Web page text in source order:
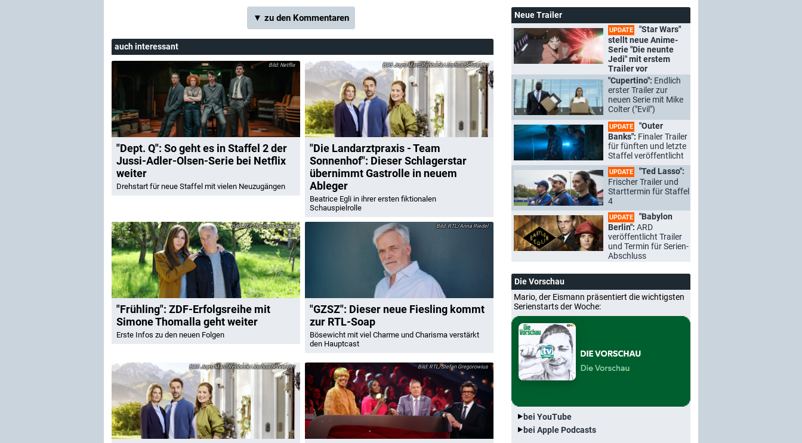
▼ zu den Kommentaren
auch interessant
Netflix
"Dept. Q": So geht es in Staffel 2 der
Jussi-Adler-Olsen-Serie bei Netflix
weiter
Drehstart für neue Staffel mit vielen Neuzugängen
Joyn/Marc Rehbeck/Joshua Schneider
"Die Landarztpraxis - Team
Sonnenhof": Dieser Schlagerstar
übernimmt Gastrolle in neuem
Ableger
Beatrice Egli in ihrer ersten fiktionalen
Schauspielrolle
ZDF/Barbara Bauriedl
"Frühling": ZDF-Erfolgsreihe mit
Simone Thomalla geht weiter
Erste Infos zu den neuen Folgen
RTL/Anna Riedel
"GZSZ": Dieser neue Fiesling kommt
zur RTL-Soap
Bösewicht mit viel Charme und Charisma verstärkt
den Hauptcast
Joyn/Marc Rehbeck/Joshua Schneider RTL/Stefan Gregorowius
Neue Trailer
UPDATE
"Star Wars"
stellt neue Anime-
Serie "Die neunte
Jedi" mit erstem
Trailer vor
"Cupertino": Endlich
erster Trailer zur
neuen Serie mit Mike
Colter ("Evil")
UPDATE
"Outer
Banks": Finaler Trailer
für fünften und letzte
Staffel veröffentlicht
UPDATE
"Ted Lasso":
Frischer Trailer und
Starttermin für Staffel
4
UPDATE
"Babylon
Berlin": ARD
veröffentlicht Trailer
und Termin für Serien-
Abschluss
Die Vorschau
Mario, der Eismann präsentiert die wichtigsten
Serienstarts der Woche:
bei YouTube
bei Apple Podcasts